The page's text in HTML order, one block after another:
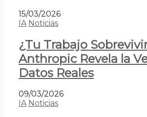
15/03/2026
IA Noticias
¿Tu Trabajo
Anthropic Revela la
Datos Reales
09/03/2026
IA Noticias